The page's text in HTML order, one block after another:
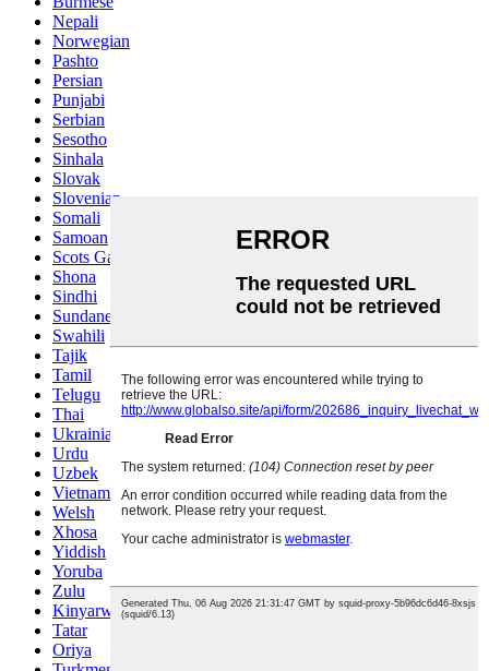
Nepali
Norwegian
Pashto
Persian
Punjabi
Serbian
Sesotho
Sinhala
Slovak
Slovenian
Somali
Samoan
Scots Gaelic
Shona
Sindhi
Sundanese
Swahili
Tajik
Tamil
Telugu
Thai
Ukrainian
Urdu
Uzbek
Vietnamese
Welsh
Xhosa
Yiddish
Yoruba
Zulu
Kinyarwanda
Tatar
Oriya